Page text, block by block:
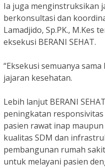
Ia juga menginstruksikan
berkonsultasi dan
Lamadjido, Sp.PK., M.Kes
eksekusi BERANI SEHAT.
“Eksekusi semuanya
jajaran kesehatan.
Lebih lanjut BERANI
peningkatan
pasien rawat inap
kualitas SDM dan
pembangunan rumah
untuk melayani pasien